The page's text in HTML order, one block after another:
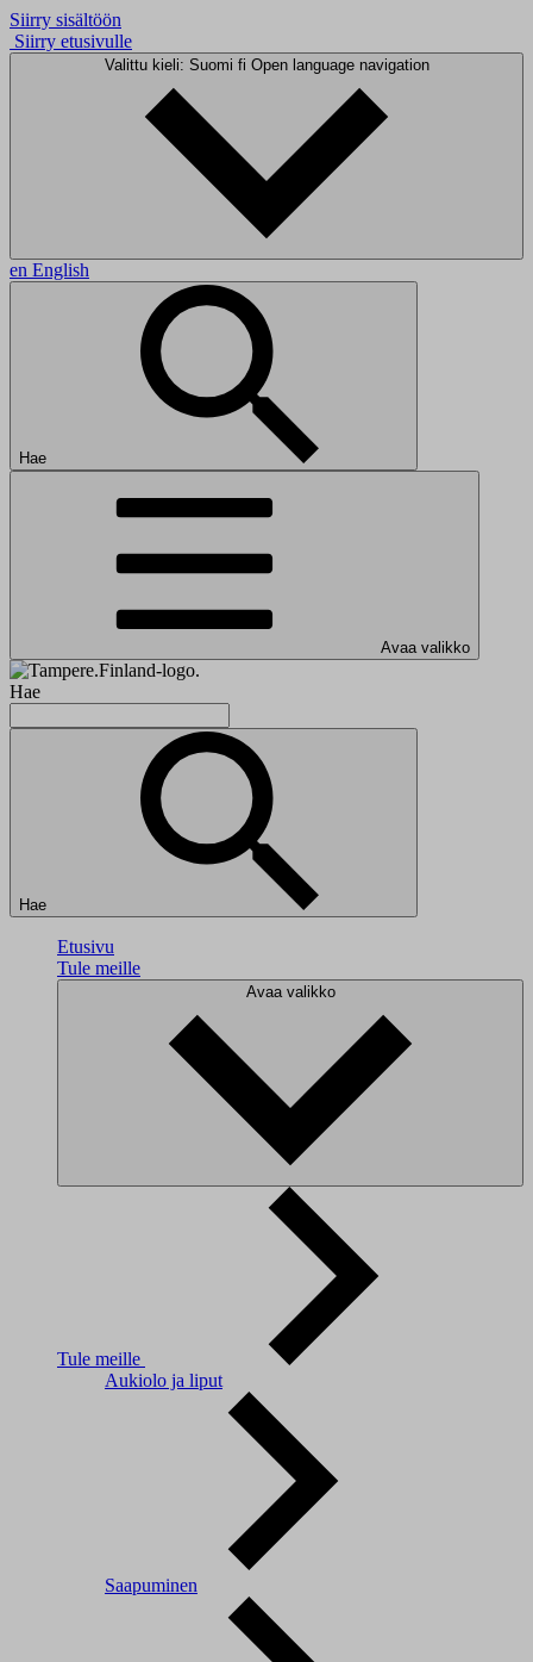
Siirry sisältöön
Siirry etusivulle
Valittu kieli: Suomi fi Open language navigation
en English
Hae
Avaa valikko
Hae
Hae
Etusivu
Tule meille
Avaa valikko
Tule meille
Aukiolo ja liput
Saapuminen